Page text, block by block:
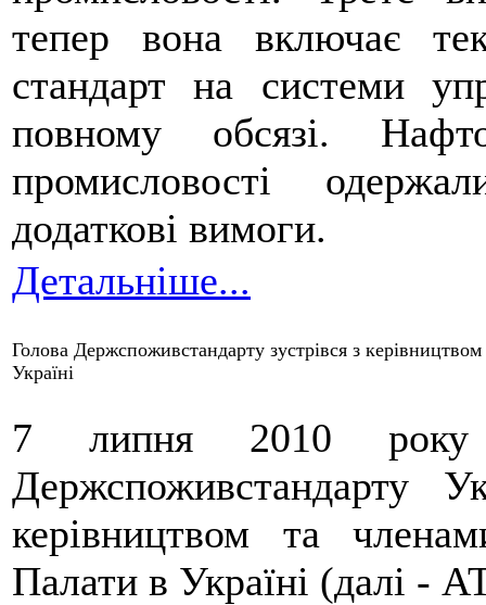
тепер вона включає
стандарт на системи
повному обсязі.
промисловості
додаткові вимоги.
Детальніше...
Голова Держспоживстандарту зустрівся з
Україні
7 липня 2010 року
Держспоживстандарту
керівництвом та
Палати в Україні (далі -